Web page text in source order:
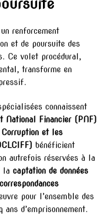
renforcement
et de poursuite des
Ce volet procédural,
transforme en
connaissent
National Financier (PNF)
et les
bénéficient
autrefois réservées à la
la captation de données
pour l’ensemble des
d’emprisonnement.